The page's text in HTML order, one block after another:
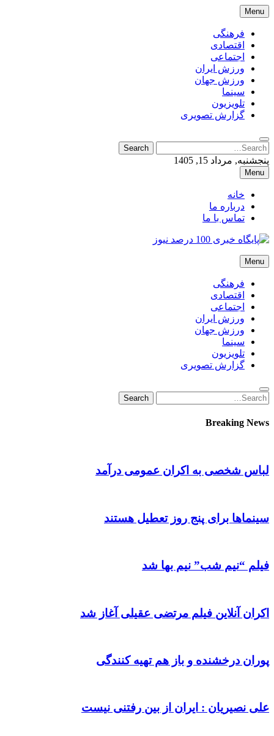
Skip
to
content
Menu
فرهنگی
اقتصادی
اجتماعی
ورزش ایران
ورزش جهان
سینما
تلویزیون
گزارش تصویری
Search
for:
Search
پنجشنبه, مرداد 15, 1405
Menu
خانه
درباره ما
تماس با ما
پایگاه خبری 100 درصد نیوز
پایگاه خبری 100 درصد نیوز
Menu
فرهنگی
اقتصادی
اجتماعی
ورزش ایران
ورزش جهان
سینما
تلویزیون
گزارش تصویری
Search
for:
Search
Breaking News
لباس شخصی به اکران عمومی درآمد
سینماها برای پنج‌ روز تعطیل هستند
فیلم “نیم شب” نیم بها شد
اکران آنلاین فیلم مرتضی عقیلی آغاز شد
پوران درخشنده و باز هم تهیه کنندگی
علی نصیریان : ایران از بین رفتنی نیست